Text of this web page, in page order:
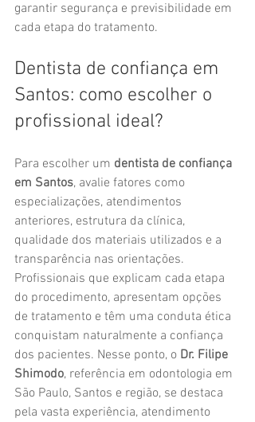
garantir segurança e previsibilidade em
cada etapa do tratamento.
Dentista de confiança em
Santos: como escolher o
profissional ideal?
Para escolher um dentista de confiança
em Santos, avalie fatores como
especializações, atendimentos
anteriores, estrutura da clínica,
qualidade dos materiais utilizados e a
transparência nas orientações.
Profissionais que explicam cada etapa
do procedimento, apresentam opções
de tratamento e têm uma conduta ética
conquistam naturalmente a confiança
dos pacientes. Nesse ponto, o Dr. Filipe
Shimodo, referência em odontologia em
São Paulo, Santos e região, se destaca
pela vasta experiência, atendimento